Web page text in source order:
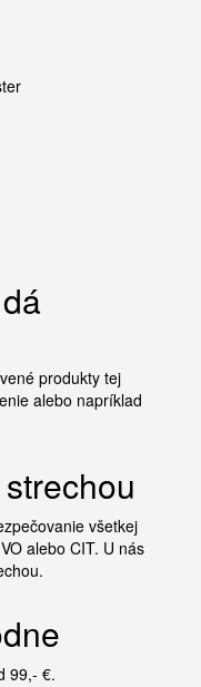
produkty tej
alebo napríklad
všetkej
alebo CIT. U nás
99,- €.